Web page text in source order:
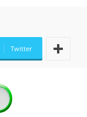
Twitter